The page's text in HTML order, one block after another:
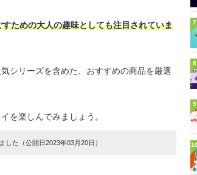
ための大人の趣味としても注目されていま
シリーズを含めた、おすすめの商品を厳選
を楽しんでみましょう。
た（公開日2023年03月20日）
7
8
9